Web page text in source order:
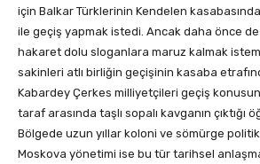
için Balkar Türklerinin Kendelen
ile geçiş yapmak istedi. Ancak daha önce
hakaret dolu sloganlara maruz kalmak
sakinleri atlı birliğin geçişinin kasaba
Kabardey Çerkes milliyetçileri geçiş
taraf arasında taşlı sopalı kavganın çıktığı
Bölgede uzun yıllar koloni ve sömürge
Moskova yönetimi ise bu tür tarihsel